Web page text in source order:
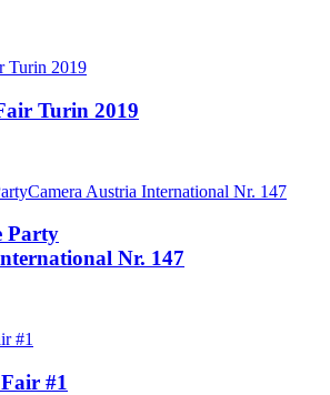
Turin 2019
Party
Nr. 147
#1